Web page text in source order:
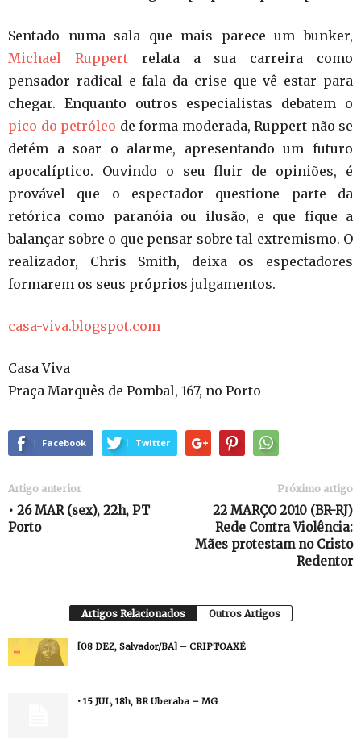
Sentado numa sala que mais parece um bunker,
Michael Ruppertrelata a sua carreira como
pensador radical e fala da crise que vê estar para
chegar. Enquanto outros especialistas debatem o
pico do petróleo de forma moderada, Ruppert não se
detém a soar o alarme, apresentando um futuro
apocalíptico. Ouvindo o seu fluir de opiniões, é
provável que o espectador questione parte da
retórica como paranóia ou ilusão, e que fique a
balançar sobre o que pensar sobre tal extremismo. O
realizador, Chris Smith, deixa os espectadores
formarem os seus próprios julgamentos.
casa-viva.blogspot.com
Casa Viva
Praça Marquês de Pombal, 167, no Porto
Facebook Twitter
Artigo anterior
• 26 MAR (sex), 22h, PT
Porto
Próximo artigo
22 MARÇO 2010 (BR-RJ)
Rede Contra Violência:
Mães protestam no Cristo
Redentor
Artigos Relacionados Outros Artigos
[08 DEZ, Salvador/BA] – CRIPTOAXÉ
• 15 JUL, 18h, BR Uberaba – MG